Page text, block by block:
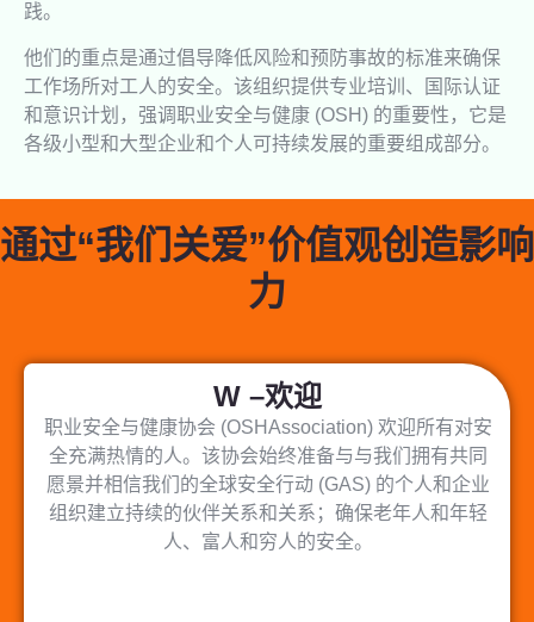
践。
他们的重点是通过倡导降低风险和预防事故的标准来确保
工作场所对工人的安全。该组织提供专业培训、国际认证
和意识计划，强调职业安全与健康 (OSH) 的重要性，它是
各级小型和大型企业和个人可持续发展的重要组成部分。
通过“我们关爱”价值观创造影响
力
W –欢迎
职业安全与健康协会 (OSHAssociation) 欢迎所有对安
全充满热情的人。该协会始终准备与与我们拥有共同
愿景并相信我们的全球安全行动 (GAS) 的个人和企业
组织建立持续的伙伴关系和关系；确保老年人和年轻
人、富人和穷人的安全。